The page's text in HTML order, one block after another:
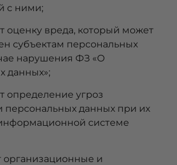
с ними;
оценку вреда, который может
субъектам персональных
нарушения ФЗ «О
данных»;
определение угроз
персональных данных при их
системе
и